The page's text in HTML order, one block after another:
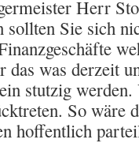
Herr
sollten Sie sich
das was derzeit
stutzig
So wäre
hoffentlich